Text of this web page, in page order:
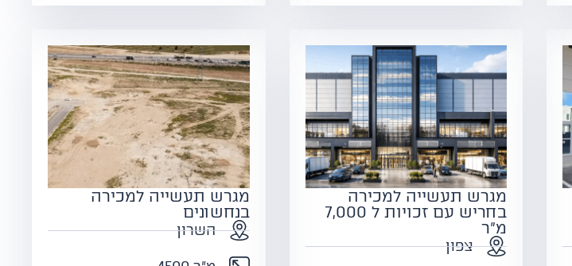
מגרש תעשייה למכירה
בחריש עם זכויות ל 7,000
מ"ר
צפון
מגרש תעשייה למכירה
בנחשונים
השרון